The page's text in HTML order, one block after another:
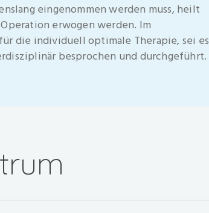
eingenommen werden muss, heilt
erwogen werden. Im
die individuell optimale Therapie, sei es
besprochen und durchgeführt.